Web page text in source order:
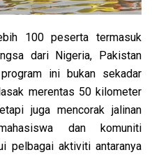
100 peserta termasuk
dari Nigeria, Pakistan
ini bukan sekadar
merentas 50 kilometer
juga mencorak jalinan
dan komuniti
pelbagai aktiviti antaranya